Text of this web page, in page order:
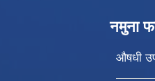
नमुना
औषधी